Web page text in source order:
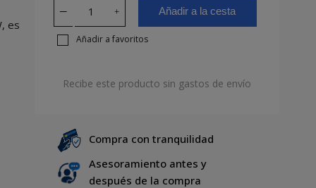
es
Añadir a la cesta
Añadir a favoritos
Recibe este producto sin gastos de envío
Compra con tranquilidad
Asesoramiento antes y
después de la compra